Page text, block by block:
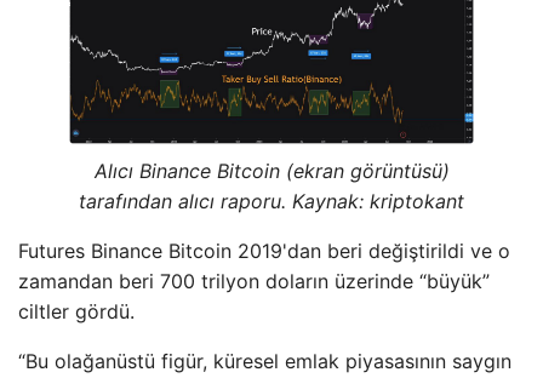
Alıcı Binance Bitcoin (ekran görüntüsü)
tarafından alıcı raporu. Kaynak: kriptokant
Futures Binance Bitcoin 2019'dan beri değiştirildi ve o
zamandan beri 700 trilyon doların üzerinde “büyük”
ciltler gördü.
“Bu olağanüstü figür, küresel emlak piyasasının saygın